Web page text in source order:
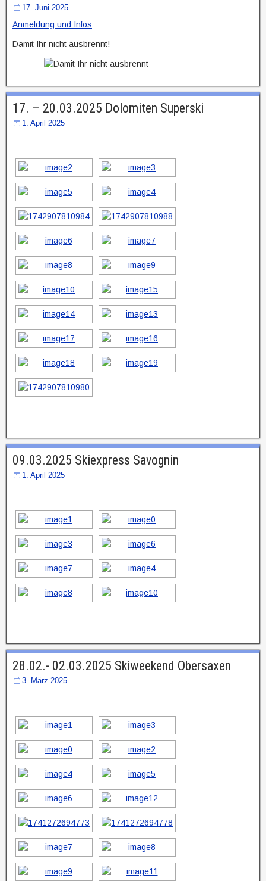
17. Juni 2025
Anmeldung und Infos
Damit Ihr nicht ausbrennt!
17. – 20.03.2025 Dolomiten Superski
1. April 2025
09.03.2025 Skiexpress Savognin
1. April 2025
28.02.- 02.03.2025 Skiweekend Obersaxen
3. März 2025